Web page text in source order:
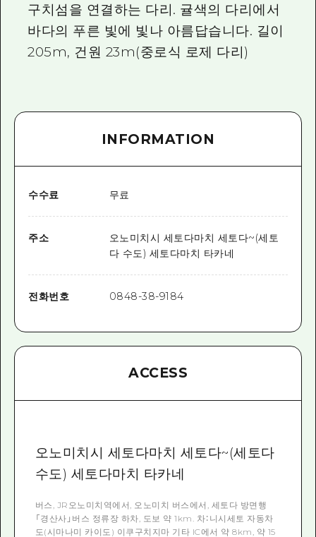
재해가 발생했을 때의 교통 정보
관광 안내 책자
구치섬을 연결하는 다리. 귤색의 다리에서
바다의 푸른 빛에 빛나 아름답습니다. 길이
205m, 건원 23m(중로식 로제 다리)
INFORMATION
수수료 무료
주소
오노미치시 세토다마치 세토다~(세토
다 수도) 세토다마치 타카네
전화번호 0848-38-9184
ACCESS
오노미치시 세토다마치 세토다~(세토다
수도) 세토다마치 타카네
버스, JR오노미치역에서, 오노미치 버스에서, 세토다 방면행
「경산사」버스 정류장 하차, 도보 약 1km. 차：니시세토 자동차
도(시마나미 카이도) 이쿠구치지마 기타 IC에서 약 8km, 약 15